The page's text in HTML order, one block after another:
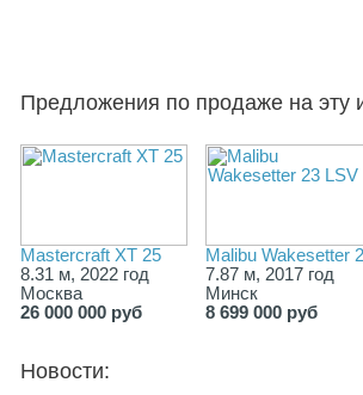
Предложения по продаже на эту
Mastercraft XT 25
8.31 м, 2022 год
Москва
26 000 000 руб
Malibu Wakesetter
7.87 м, 2017 год
Минск
8 699 000 руб
Новости: